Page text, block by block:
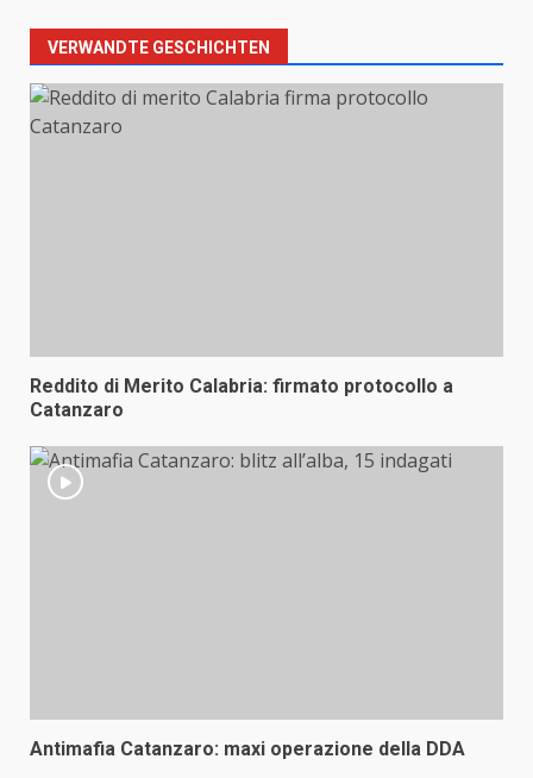
VERWANDTE GESCHICHTEN
Reddito di Merito Calabria: firmato protocollo a
Catanzaro
Antimafia Catanzaro: maxi operazione della DDA